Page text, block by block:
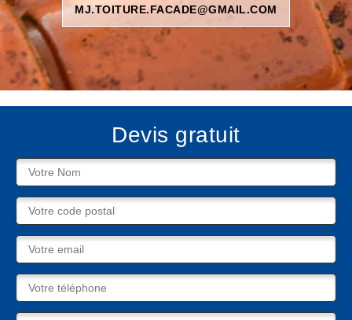
MJ.TOITURE.FACADE@GMAIL.COM
Devis gratuit